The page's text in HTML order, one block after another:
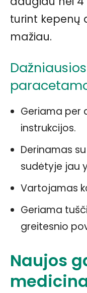
turint kepenų
mažiau.
Geriama per
instrukcijos.
Derinamas
sudėtyje jau
Vartojamas
Geriama
greitesnio
Naujos